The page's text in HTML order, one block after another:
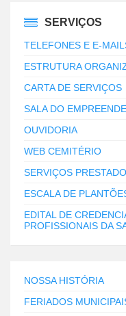
SERVIÇOS
TELEFONES E E-
ESTRUTURA
CARTA DE SERVIÇOS
SALA DO
OUVIDORIA
WEB CEMITÉRIO
SERVIÇOS
ESCALA DE
EDITAL DE
PROFISSIONAIS DA
NOSSA HISTÓRIA
FERIADOS